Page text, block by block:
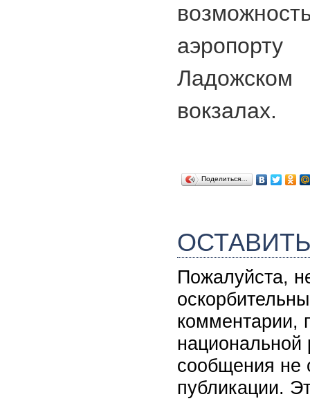
вокзалах.
Поделиться…
Пожалуйста,
комментарии,
национальной
сообщения не
публикации.